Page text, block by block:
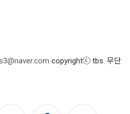
copyrightⓒ tbs. 무단